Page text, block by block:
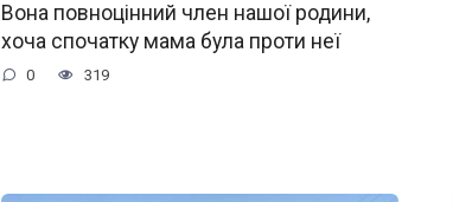
Вона повноцінний член нашої родини,
хоча спочатку мама була проти неї
0 319